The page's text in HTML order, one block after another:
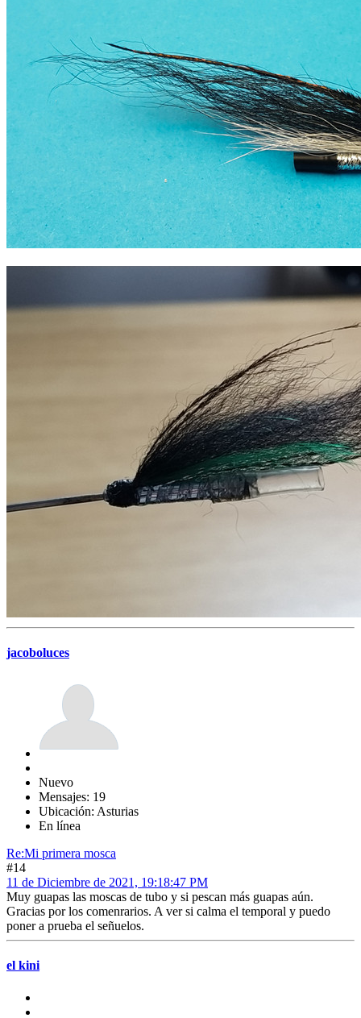
jacoboluces
Nuevo
Mensajes: 19
Ubicación: Asturias
En línea
Re:Mi primera mosca
#14
11 de Diciembre de 2021, 19:18:47 PM
Muy guapas las moscas de tubo y si pescan más guapas aún.
Gracias por los comenrarios. A ver si calma el temporal y puedo
poner a prueba el señuelos.
el kini